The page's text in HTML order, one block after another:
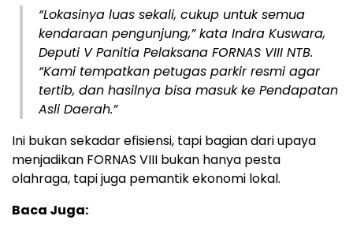
“Lokasinya luas sekali, cukup untuk semua
kendaraan pengunjung,” kata Indra Kuswara,
Deputi V Panitia Pelaksana FORNAS VIII NTB.
“Kami tempatkan petugas parkir resmi agar
tertib, dan hasilnya bisa masuk ke Pendapatan
Asli Daerah.”
Ini bukan sekadar efisiensi, tapi bagian dari upaya
menjadikan FORNAS VIII bukan hanya pesta
olahraga, tapi juga pemantik ekonomi lokal.
Baca Juga: